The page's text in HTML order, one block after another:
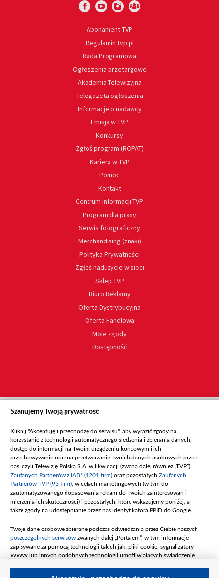
Abonament TVP
Regulamin tvp.pl
Rada Programowa
Ogłoszenia przetargowe
Akademia Telewizyjna
Telegazeta ogłoszenia
Informacje o nadawcy
Emisja w TVP
Konkursy
Zgłoś program (ROPAT)
Kariera w TVP
Pomoc
Kontakt
Centrum informacji TVP
Program dla prasy
Serwis fotograficzny
Merchandising (znaki)
Polityka Prywatności
Zgłoś nadużycie w sieci
Sklep TVP
Biuro Reklamy
Oferta Dystrybucyjna
Oferta Handlowa
Moje zgody
Dostępność
Szanujemy Twoją prywatność
Kliknij "Akceptuję i przechodzę do serwisu", aby wyrazić zgody na
korzystanie z technologii automatycznego śledzenia i zbierania danych,
dostęp do informacji na Twoim urządzeniu końcowym i ich
przechowywanie oraz na przetwarzanie Twoich danych osobowych przez
nas, czyli Telewizję Polską S.A. w likwidacji (zwaną dalej również „TVP”),
Zaufanych Partnerów z IAB* (1201 firm) oraz pozostałych Zaufanych
Partnerów TVP (93 firm) , w celach marketingowych (w tym do
zautomatyzowanego dopasowania reklam do Twoich zainteresowań i
mierzenia ich skuteczności) i pozostałych, które wskazujemy poniżej, a
także zgody na udostępnianie przez nas identyfikatora PPID do Google.
Twoje dane osobowe zbierane podczas odwiedzania przez Ciebie naszych
poszczególnych serwisów zwanych dalej „Portalem”, w tym informacje
zapisywane za pomocą technologii takich jak: pliki cookie, sygnalizatory
WWW lub innych podobnych technologii umożliwiających świadczenie